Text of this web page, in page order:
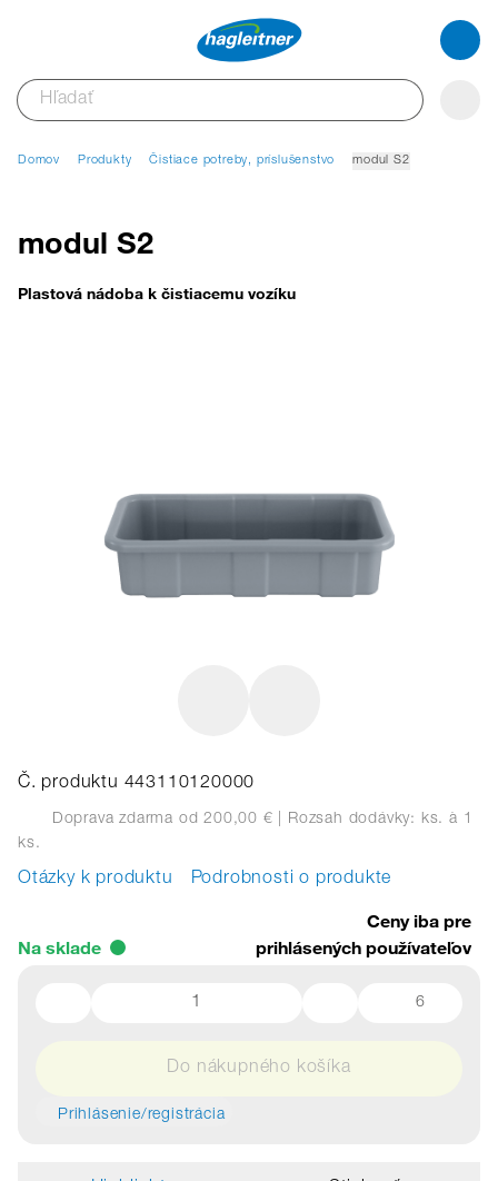
Domov Produkty Čistiace potreby, príslušenstvo modul S2
modul S2
Plastová nádoba k čistiacemu vozíku
Č. produktu 443110120000
Doprava zdarma od 200,00 € | Rozsah dodávky: ks. à 1
ks.
Otázky k produktu Podrobnosti o produkte
Na sklade
Ceny iba pre
prihlásených používateľov
6
Do nákupného košíka
Prihlásenie/registrácia